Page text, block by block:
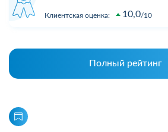
Клиентская оценка: 10,0 10
Полный рейтинг